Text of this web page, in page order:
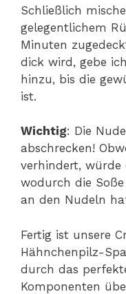
Schließlich
gelegentlichem
Minuten
dick wird, gebe
hinzu, bis die
ist.
Wichtig: Die
abschrecken!
verhindert, würde
wodurch die
an den Nudeln
Fertig ist unsere
Hähnchenpilz-
durch das
Komponenten